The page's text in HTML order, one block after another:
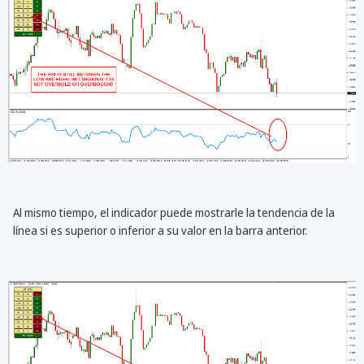
Al mismo tiempo, el indicador puede mostrarle la tendencia de la
línea si es superior o inferior a su valor en la barra anterior.